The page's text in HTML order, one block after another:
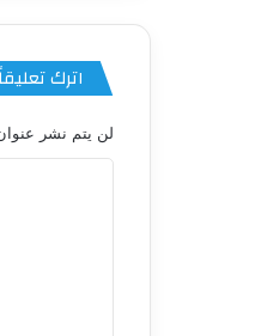
اترك تعليقاً
لن يتم نشر